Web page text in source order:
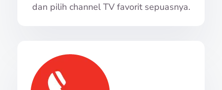
dan pilih channel TV favorit sepuasnya.